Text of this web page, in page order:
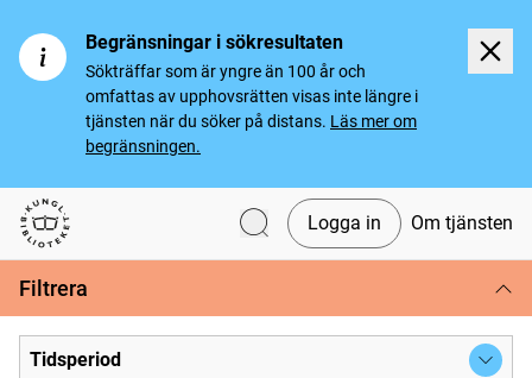
Begränsningar i sökresultaten
Sökträffar som är yngre än 100 år och
omfattas av upphovsrätten visas inte längre i
tjänsten när du söker på distans. Läs mer om
begränsningen.
Svenska tidningar
Logga in Om tjänsten
Filtrera
Tidsperiod